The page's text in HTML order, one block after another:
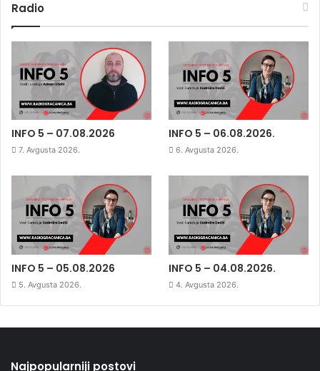
Radio
INFO 5 – 07.08.2026
7. Avgusta 2026.
INFO 5 – 06.08.2026.
6. Avgusta 2026.
INFO 5 – 05.08.2026
5. Avgusta 2026.
INFO 5 – 04.08.2026.
4. Avgusta 2026.
Najpopularniji postovi